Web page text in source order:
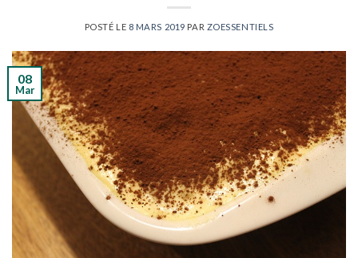
POSTÉ LE 8 MARS 2019 PAR ZOESSENTIELS
08
Mar